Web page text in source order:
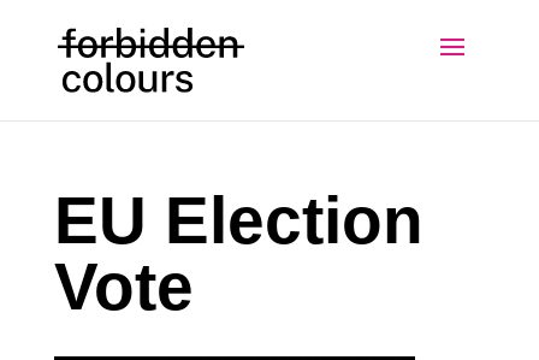
EU Election
Vote